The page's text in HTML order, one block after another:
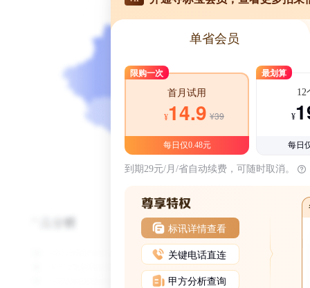
单省会员
限购一次
首月试用
¥14.9 ¥39
每日仅0.48元
最划算
12
¥
每日
到期29元/月/省自动续费，可随时取消。
标讯详情查看
关键电话直连
甲方分析查询